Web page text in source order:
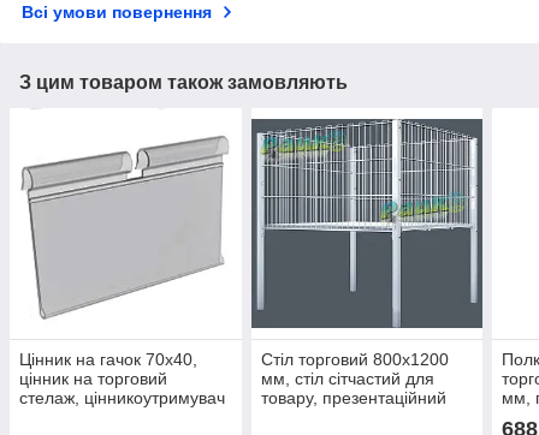
Всі умови повернення
З цим товаром також замовляють
Цінник на гачок 70х40,
цінник на торговий
стелаж, цінникоутримувач
Стіл торговий 800х1200
мм, стіл сітчастий для
товару, презентаційний
мм,
688